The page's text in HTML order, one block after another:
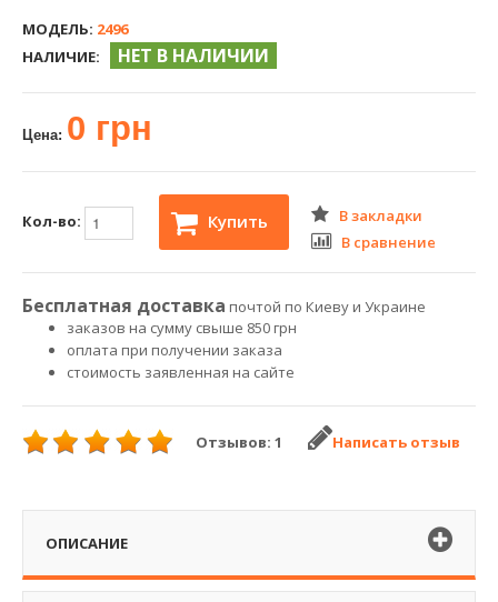
МОДЕЛЬ: 2496
НАЛИЧИЕ:
НЕТ В НАЛИЧИИ
Цена: 0 грн
Кол-во: Купить
В закладки
В сравнение
Бесплатная доставка почтой по Киеву и Украине
заказов на сумму свыше 850 грн
оплата при получении заказа
стоимость заявленная на сайте
Отзывов: 1 Написать отзыв
ОПИСАНИЕ